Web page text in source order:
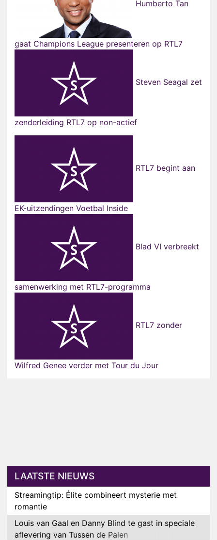
Humberto Tan
gaat Champions League presenteren op RTL7
Steven Seagal zet
zenderleiding RTL7 op non-actief
RTL7 begint aan
EK-uitzendingen Voetbal Inside
Blad VI verbreekt
samenwerking met RTL7-programma
RTL7 zonder
Wilfred Genee verder met Tour du Jour
LAATSTE NIEUWS
Streamingtip: Élite combineert mysterie met
romantie
Louis van Gaal en Danny Blind te gast in speciale
aflevering van Tussen de Palen